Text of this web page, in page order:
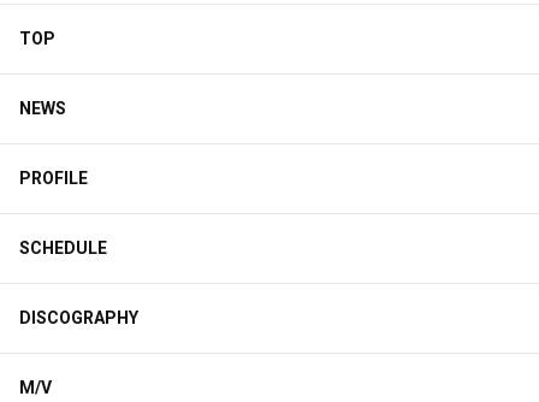
TOP
NEWS
PROFILE
SCHEDULE
DISCOGRAPHY
M/V